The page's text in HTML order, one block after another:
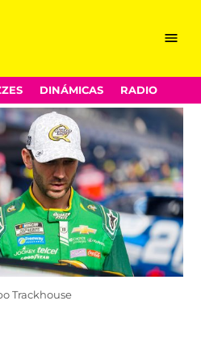
Menu
DINÁMICAS RADIO
Trackhouse